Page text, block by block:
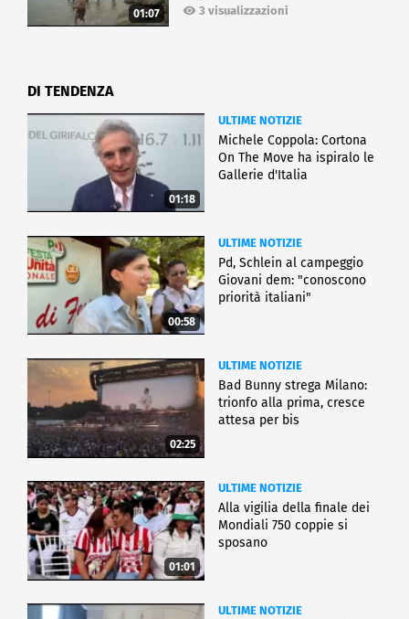
01:07 3 visualizzazioni
DI TENDENZA
01:18
ULTIME NOTIZIE
Michele Coppola: Cortona
On The Move ha ispiralo le
Gallerie d'Italia
00:58
ULTIME NOTIZIE
Pd, Schlein al campeggio
Giovani dem: "conoscono
priorità italiani"
02:25
ULTIME NOTIZIE
Bad Bunny strega Milano:
trionfo alla prima, cresce
attesa per bis
01:01
ULTIME NOTIZIE
Alla vigilia della finale dei
Mondiali 750 coppie si
sposano
ULTIME NOTIZIE